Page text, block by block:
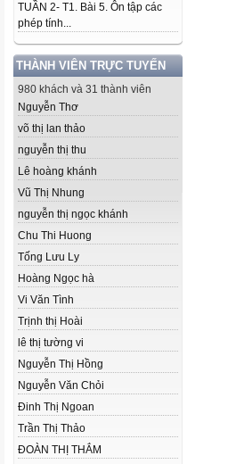
TUẦN 2- T1. Bài 5. Ôn tập các
phép tính...
THÀNH VIÊN TRỰC TUYẾN
980 khách và 31 thành viên
Nguyễn Thơ
võ thị lan thảo
nguyễn thị thu
Lê hoàng khánh
Vũ Thị Nhung
nguyễn thị ngọc khánh
Chu Thi Huong
Tống Lưu Ly
Hoàng Ngọc hà
Vi Văn Tình
Trịnh thị Hoài
lê thị tường vi
Nguyễn Thị Hồng
Nguyễn Văn Chỏi
Đinh Thị Ngoan
Trần Thị Thảo
ĐOÀN THỊ THẮM